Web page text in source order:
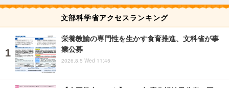
文部科学省アクセスランキング
栄養教諭の専門性を生かす食育推進、文科省が事
業公募
2026.8.5 Wed 11:45